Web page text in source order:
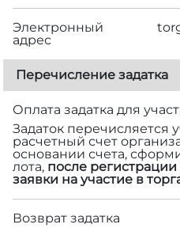
Электронный
адрес
Перечисление задатка
Оплата задатка для
Задаток перечисляется
расчетный счет
основании счета,
лота, после
заявки на участие в
Возврат задатка